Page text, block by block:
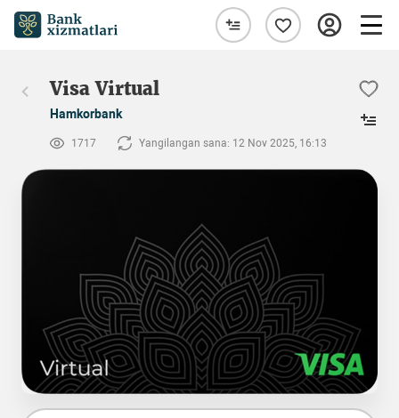
Visa Virtual
Hamkorbank
1717 Yangilangan sana: 12 Nov 2025, 16:13